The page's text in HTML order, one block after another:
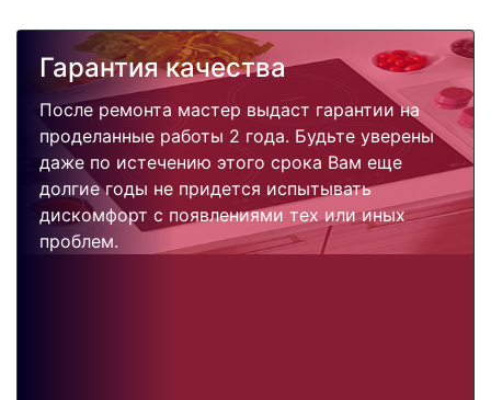
Гарантия качества
После ремонта мастер выдаст гарантии на
проделанные работы 2 года. Будьте уверены
даже по истечению этого срока Вам еще
долгие годы не придется испытывать
дискомфорт с появлениями тех или иных
проблем.